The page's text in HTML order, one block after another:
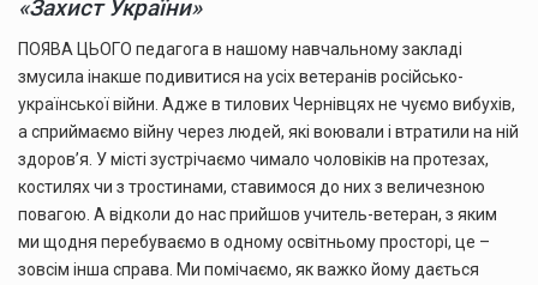
«Захист України»
ПОЯВА ЦЬОГО педагога в нашому навчальному закладі
змусила інакше подивитися на усіх ветеранів російсько-
української війни. Адже в тилових Чернівцях не чуємо вибухів,
а сприймаємо війну через людей, які воювали і втратили на ній
здоров’я. У місті зустрічаємо чимало чоловіків на протезах,
костилях чи з тростинами, ставимося до них з величезною
повагою. А відколи до нас прийшов учитель-ветеран, з яким
ми щодня перебуваємо в одному освітньому просторі, це –
зовсім інша справа. Ми помічаємо, як важко йому дається